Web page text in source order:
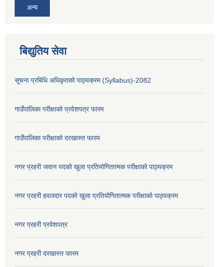
अन्य
बिद्युतिय सेवा
सूचना प्रबिधि अधिकृतको पाठ्यक्रम (Syllabus)-2082
गाउँपालिका परीक्षाको प्रवेशपत्र फारम
गाउँपालिका परीक्षाको दरखास्त फारम
नगर प्रहरी जवान पदको खुला प्रतियोगितात्मक परीक्षाको पाठ्यक्रम
नगर प्रहरी हवलदार पदको खुला प्रतियोगितात्मक परीक्षाको पाठ्यक्रम
नगर प्रहरी प्रवेशपत्र
नगर प्रहरी दरखास्त फारम